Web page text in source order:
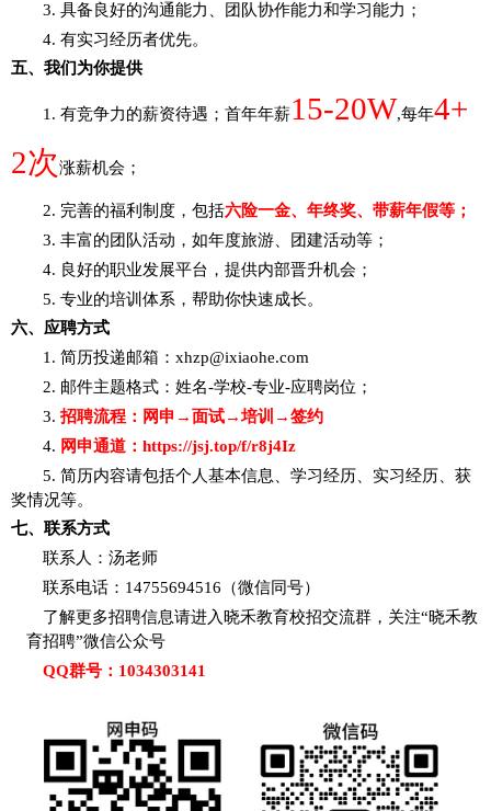
3. 具备良好的沟通能力、团队协作能力和学习能力；
4. 有实习经历者优先。
五、我们为你提供
1. 有竞争力的薪资待遇；首年年薪1 5-20W,每年4+
2次涨薪机会；
2. 完善的福利制度，包括六险一金、年终奖、带薪年假等；
3. 丰富的团队活动，如年度旅游、团建活动等；
4. 良好的职业发展平台，提供内部晋升机会；
5. 专业的培训体系，帮助你快速成长。
六、应聘方式
1. 简历投递邮箱：xhzp@ixiaohe.com
2. 邮件主题格式：姓名-学校-专业-应聘岗位；
3. 招聘流程：网申 →面试→培训→签约
4. 网申通道： https://jsj.top/f/r8j4Iz
5. 简历内容请包括个人基本信息、学习经历、实习经历、获
奖情况等。
七、联系方式
联系人：汤老师
联系电话： 14755694516（微信同号）
了解更多招聘信息请进入晓禾教育校招交流群，关注“晓禾教
育招聘”微信公众号
QQ群号： 1034303141